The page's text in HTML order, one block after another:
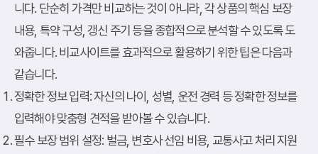
니다. 단순히 가격만 비교하는 것이 아니라, 각 상품의 핵심 보장
내용, 특약 구성, 갱신 주기 등을 종합적으로 분석할 수 있도록 도
와줍니다. 비교사이트를 효과적으로 활용하기 위한 팁은 다음과
같습니다.
정확한 정보 입력: 자신의 나이, 성별, 운전 경력 등 정확한 정보를
입력해야 맞춤형 견적을 받아볼 수 있습니다.
필수 보장 범위 설정: 벌금, 변호사 선임 비용, 교통사고 처리 지원